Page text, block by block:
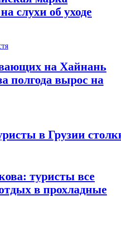
слухи об уходе
на Хайнань
полгода вырос на
в Грузии
туристы все
в прохладные